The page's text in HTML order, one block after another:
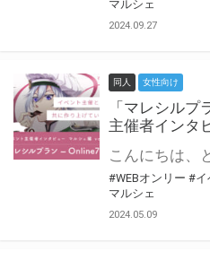
マルシェ
2024.09.27
同人 女性向け
「マレシルプ
主催者インタ
#WEBオンリー #イ
マルシェ
2024.05.09